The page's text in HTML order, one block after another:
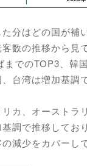
分はどの国が補
数の推移から見
までのTOP3、韓
台湾は増加基調で
カ、オーストラ
調で推移してお
減少をカバーし